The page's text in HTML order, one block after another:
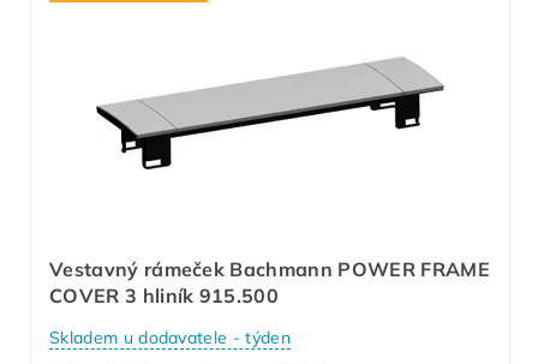
Vestavný rámeček Bachmann POWER FRAME
COVER 3 hliník 915.500
Skladem u dodavatele - týden